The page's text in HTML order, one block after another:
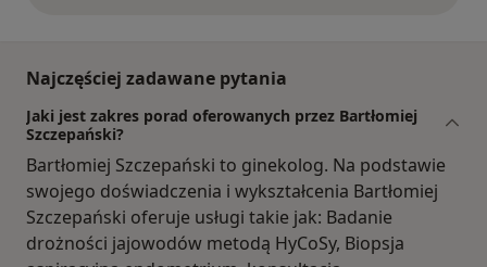
Najczęściej zadawane pytania
Jaki jest zakres porad oferowanych przez Bartłomiej
Szczepański?
Bartłomiej Szczepański to ginekolog. Na podstawie
swojego doświadczenia i wykształcenia Bartłomiej
Szczepański oferuje usługi takie jak: Badanie
drożności jajowodów metodą HyCoSy, Biopsja